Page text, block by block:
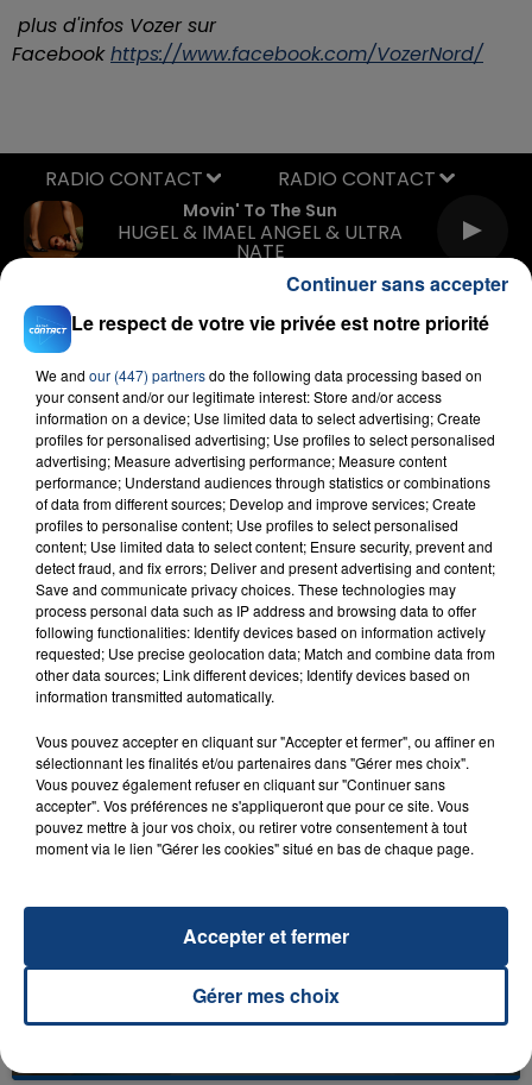
plus d'infos Vozer sur
Facebookhttps://www.facebook.com/VozerNord/
Movin' To The Sun
HUGEL & IMAEL ANGEL & ULTRA
NATE
RADIO CONTACT
FIL D'ACTU
23 juillet 2026
INCENDIE MORTEL À LENS : UNE FEMME ET
SON BÉBÉ ENTRE LA VIE ET LA...
Un homme s'est immolé par le feu après avoir
aspergé sa compagne et leur bébé de trois mois
d'un liquide inflammable.
UNE ADOLESCENTE DEVANT SE FAIRE
La famille a porté plainte contre la clinique qui a
Le respect de votre vie privée est notre priorité
We and our (447) partnersdo the following data processing based on
your consent and/or our legitimate interest: Store and/or access
information on a device; Use limited data to select advertising; Create
profiles for personalised advertising; Use profiles to select personalised
advertising; Measure advertising performance; Measure content
performance; Understand audiences through statistics or combinations
of data from different sources; Develop and improve services; Create
profiles to personalise content; Use profiles to select personalised
content; Use limited data to select content; Ensure security, prevent and
detect fraud, and fix errors; Deliver and present advertising and content;
Save and communicate privacy choices. These technologies may
process personal data such as IP address and browsing data to offer
following functionalities: Identify devices based on information actively
requested; Use precise geolocation data; Match and combine data from
other data sources; Link different devices; Identify devices based on
information transmitted automatically.
Vous pouvez accepter en cliquant sur "Accepter et fermer", ou affiner en
sélectionnant les finalités et/ou partenaires dans "Gérer mes choix".
Vous pouvez également refuser en cliquant sur "Continuer sans
accepter". Vos préférences ne s'appliqueront que pour ce site. Vous
pouvez mettre à jour vos choix, ou retirer votre consentement à tout
moment via le lien "Gérer les cookies" situé en bas de chaque page.
Gérer mes choix
Accepter et fermer
Continuer sans accepter